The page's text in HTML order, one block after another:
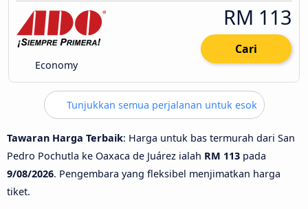
Economy
RM 113
Cari
Tunjukkan semua perjalanan untuk esok
Tawaran Harga Terbaik: Harga untuk bas termurah dari San
Pedro Pochutla ke Oaxaca de Juárez ialah RM 113 pada
9/08/2026. Pengembara yang fleksibel menjimatkan harga
tiket.